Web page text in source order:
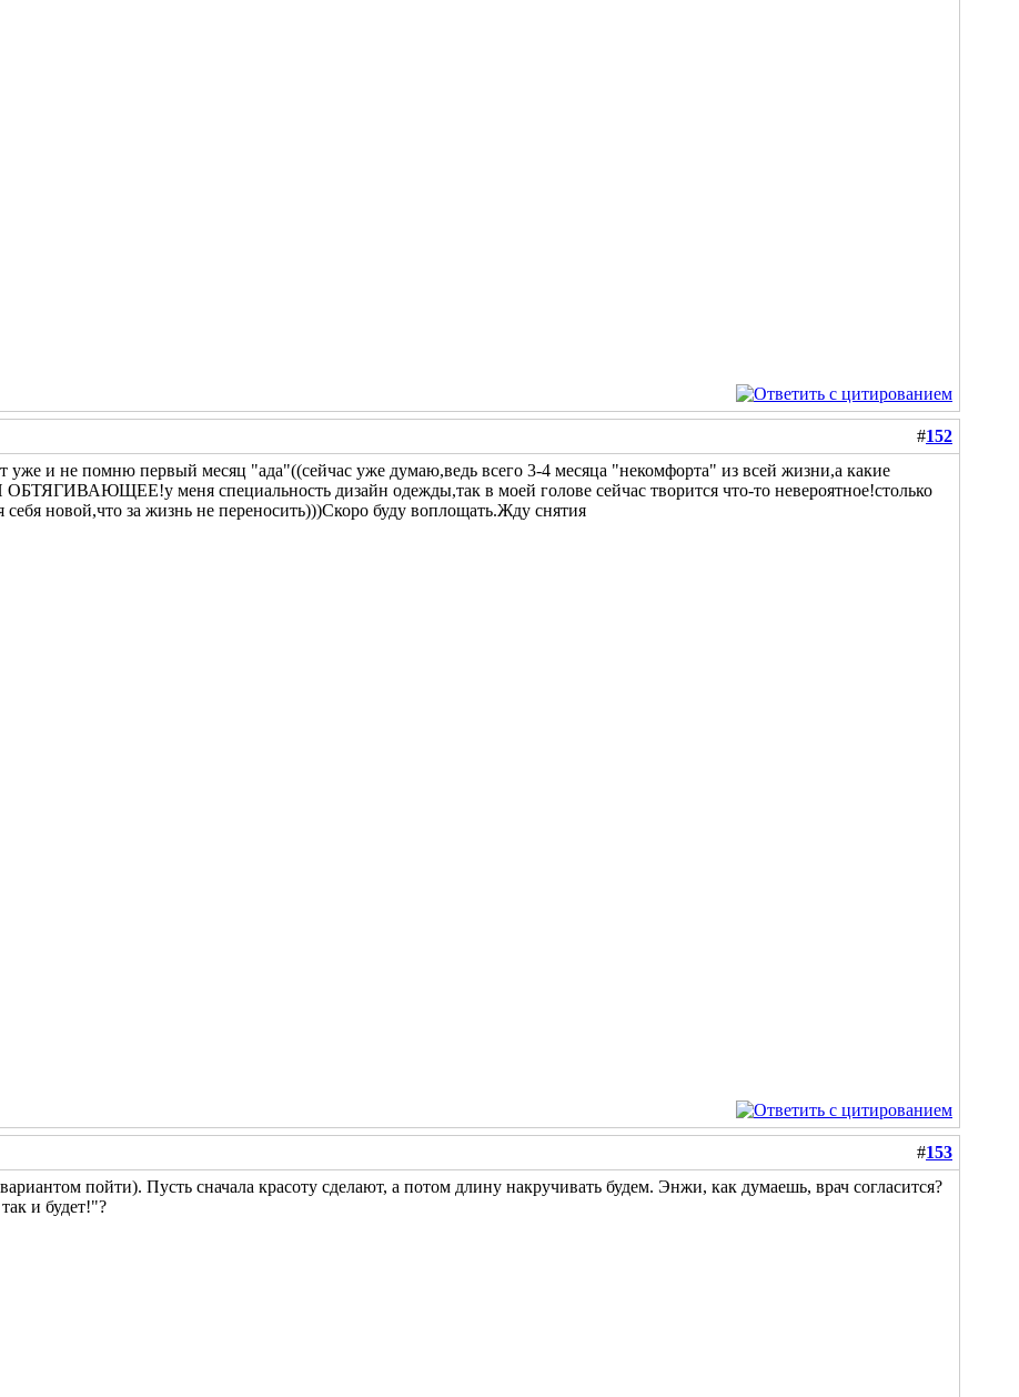
#152
уже и не помню первый месяц "ада"((сейчас уже думаю,ведь всего 3-4 месяца "некомфорта" из всей жизни,а какие
меня специальность дизайн одежды,так в моей голове сейчас творится что-то невероятное!столько
себя новой,что за жизнь не переносить)))Скоро буду воплощать.Жду снятия
#153
пойти). Пусть сначала красоту сделают, а потом длину накручивать будем. Энжи, как думаешь, врач согласится?
и будет!"?